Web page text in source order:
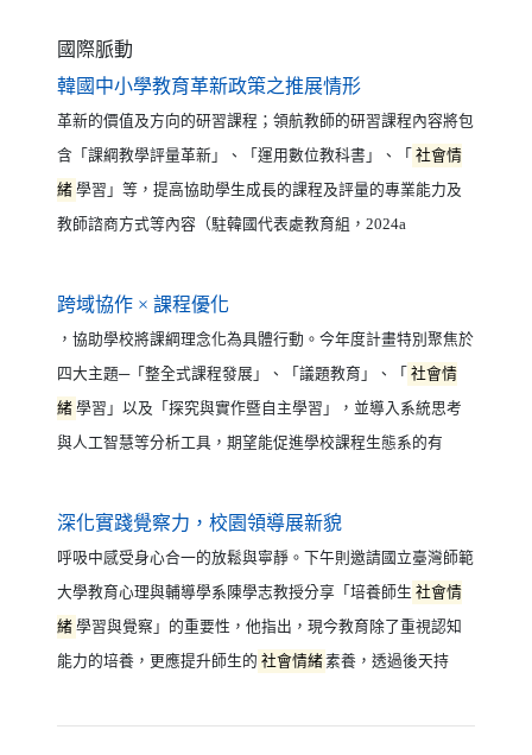
國際脈動
韓國中小學教育革新政策之推展情形（另開新視窗）
革新的價值及方向的研習課程；領航教師的研習課程內容將包
含「課綱教學評量革新」、「運用數位教科書」、「 社會情
緒 學習」等，提高協助學生成長的課程及評量的專業能力及
教師諮商方式等內容（駐韓國代表處教育組，2024a
跨域協作 × 課程優化（另開新視窗）
，協助學校將課綱理念化為具體行動。今年度計畫特別聚焦於
四大主題─「整全式課程發展」、「議題教育」、「 社會情
緒 學習」以及「探究與實作暨自主學習」，並導入系統思考
與人工智慧等分析工具，期望能促進學校課程生態系的有
深化實踐覺察力，校園領導展新貌
呼吸中感受身心合一的放鬆與寧靜。下午則邀請國立臺灣師範
大學教育心理與輔導學系陳學志教授分享「培養師生 社會情
緒 學習與覺察」的重要性，他指出，現今教育除了重視認知
能力的培養，更應提升師生的 社會情緒素養，透過後天持